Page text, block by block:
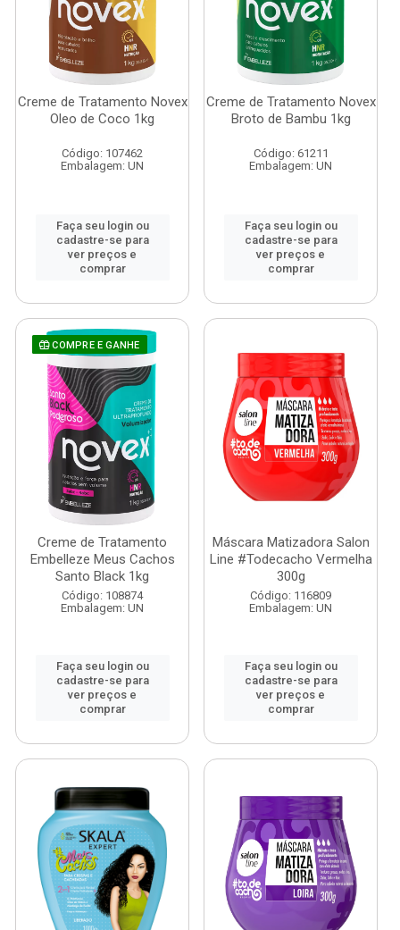
Creme de Tratamento Novex
Oleo de Coco 1kg
Código: 107462
Embalagem: UN
Faça seu login ou
cadastre-se para
ver preços e
comprar
Creme de Tratamento Novex
Broto de Bambu 1kg
Código: 61211
Embalagem: UN
Faça seu login ou
cadastre-se para
ver preços e
comprar
COMPRE E GANHE
Creme de Tratamento
Embelleze Meus Cachos
Santo Black 1kg
Código: 108874
Embalagem: UN
Faça seu login ou
cadastre-se para
ver preços e
comprar
Máscara Matizadora Salon
Line #Todecacho Vermelha
300g
Código: 116809
Embalagem: UN
Faça seu login ou
cadastre-se para
ver preços e
comprar